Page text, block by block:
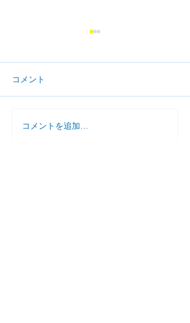
小学生 夏のとっくん
コメント
コメントを追加…